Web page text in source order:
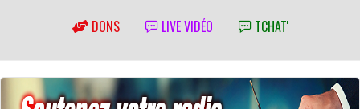
DONS LIVE VIDÉO TCHAT'